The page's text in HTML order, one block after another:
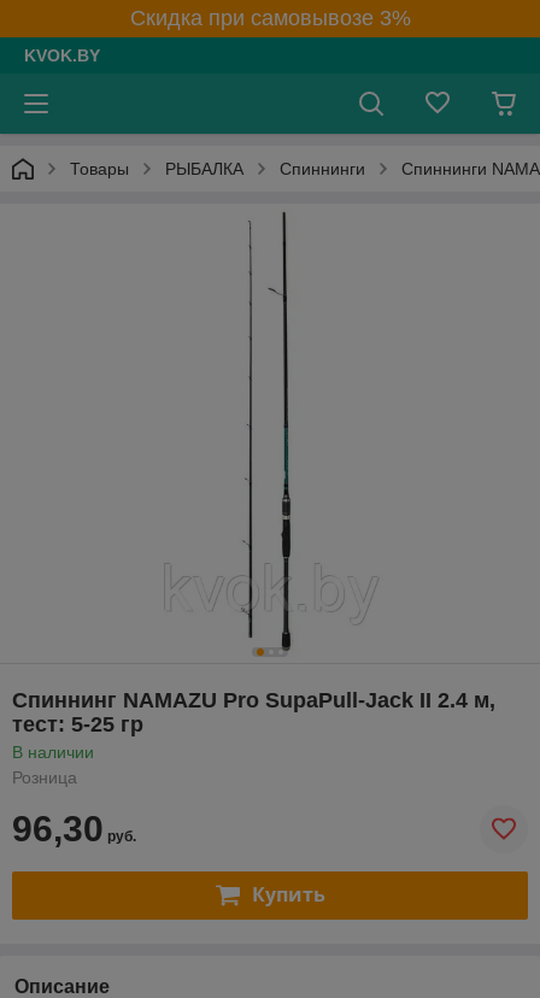
Скидка при самовывозе 3%
KVOK.BY
Товары РЫБАЛКА Спиннинги Спиннинги
Спиннинг NAMAZU Pro SupaPull-Jack II 2.4 м,
тест: 5-25 гр
В наличии
Розница
96,30 руб.
Купить
Описание